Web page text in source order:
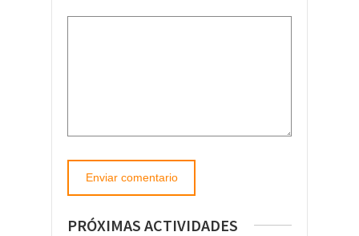
PRÓXIMAS ACTIVIDADES